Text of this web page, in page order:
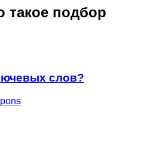
такое подбор
слов?